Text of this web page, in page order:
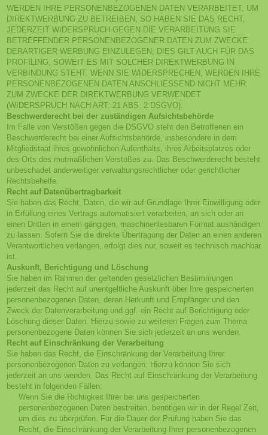
WERDEN IHRE PERSONENBEZOGENEN DATEN VERARBEITET, UM
DIREKTWERBUNG ZU BETREIBEN, SO HABEN SIE DAS RECHT,
JEDERZEIT WIDERSPRUCH GEGEN DIE VERARBEITUNG SIE
BETREFFENDER PERSONENBEZOGENER DATEN ZUM ZWECKE
DERARTIGER WERBUNG EINZULEGEN; DIES GILT AUCH FÜR DAS
PROFILING, SOWEIT ES MIT SOLCHER DIREKTWERBUNG IN
VERBINDUNG STEHT. WENN SIE WIDERSPRECHEN, WERDEN IHRE
PERSONENBEZOGENEN DATEN ANSCHLIESSEND NICHT MEHR
ZUM ZWECKE DER DIREKTWERBUNG VERWENDET
(WIDERSPRUCH NACH ART. 21 ABS. 2 DSGVO).
Beschwerde­recht bei der zuständigen Aufsichts­behörde
Im Falle von Verstößen gegen die DSGVO steht den Betroffenen ein
Beschwerderecht bei einer Aufsichtsbehörde, insbesondere in dem
Mitgliedstaat ihres gewöhnlichen Aufenthalts, ihres Arbeitsplatzes oder
des Orts des mutmaßlichen Verstoßes zu. Das Beschwerderecht besteht
unbeschadet anderweitiger verwaltungsrechtlicher oder gerichtlicher
Rechtsbehelfe.
Recht auf Daten­übertrag­barkeit
Sie haben das Recht, Daten, die wir auf Grundlage Ihrer Einwilligung oder
in Erfüllung eines Vertrags automatisiert verarbeiten, an sich oder an
einen Dritten in einem gängigen, maschinenlesbaren Format aushändigen
zu lassen. Sofern Sie die direkte Übertragung der Daten an einen anderen
Verantwortlichen verlangen, erfolgt dies nur, soweit es technisch machbar
ist.
Auskunft, Berichtigung und Löschung
Sie haben im Rahmen der geltenden gesetzlichen Bestimmungen
jederzeit das Recht auf unentgeltliche Auskunft über Ihre gespeicherten
personenbezogenen Daten, deren Herkunft und Empfänger und den
Zweck der Datenverarbeitung und ggf. ein Recht auf Berichtigung oder
Löschung dieser Daten. Hierzu sowie zu weiteren Fragen zum Thema
personenbezogene Daten können Sie sich jederzeit an uns wenden.
Recht auf Einschränkung der Verarbeitung
Sie haben das Recht, die Einschränkung der Verarbeitung Ihrer
personenbezogenen Daten zu verlangen. Hierzu können Sie sich
jederzeit an uns wenden. Das Recht auf Einschränkung der Verarbeitung
besteht in folgenden Fällen:
Wenn Sie die Richtigkeit Ihrer bei uns gespeicherten
personenbezogenen Daten bestreiten, benötigen wir in der Regel Zeit,
um dies zu überprüfen. Für die Dauer der Prüfung haben Sie das
Recht, die Einschränkung der Verarbeitung Ihrer personenbezogenen